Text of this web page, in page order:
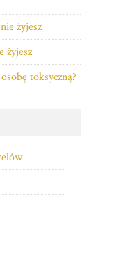
żyjesz
żyjesz
toksyczną?